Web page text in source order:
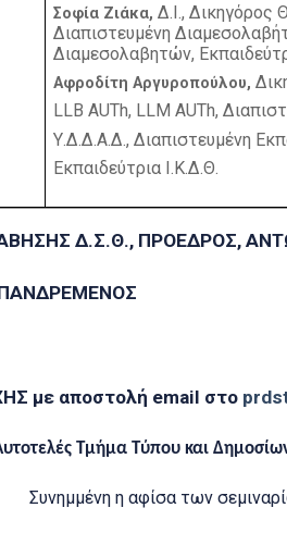
Σοφία Ζιάκα,Δ.Ι., Δικηγόρος
Διαπιστευμένη
Διαμεσολαβητών,
Αφροδίτη Αργυροπούλου,
LLB AUTh, LLM AUTh,
Υ.Δ.Δ.Α.Δ., Διαπιστευμένη
Εκπαιδεύτρια Ι.Κ.Δ.Θ.
Δ.Σ.Θ., ΠΡΟΕΔΡΟΣ,
με αποστολή email στο
Τμήμα Τύπου και
Συνημμένη η αφίσα των